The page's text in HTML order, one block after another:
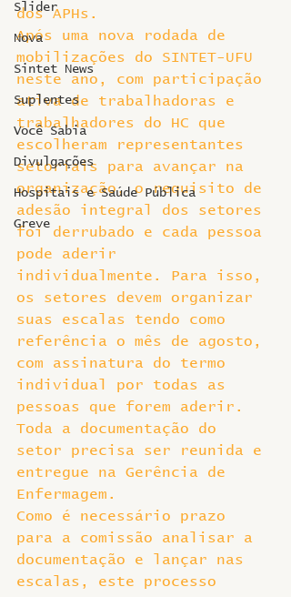
Slider
Nova
Sintet News
Suplentes
Você Sabia
Divulgações
Hospitais e Saúde Pública
Greve
dos APHs.
Após uma nova rodada de
mobilizações do SINTET-UFU
neste ano, com participação
ativa de trabalhadoras e
trabalhadores do HC que
escolheram representantes
setoriais para avançar na
organização, o requisito de
adesão integral dos setores
foi derrubado e cada pessoa
pode aderir
individualmente. Para isso,
os setores devem organizar
suas escalas tendo como
referência o mês de agosto,
com assinatura do termo
individual por todas as
pessoas que forem aderir.
Toda a documentação do
setor precisa ser reunida e
entregue na Gerência de
Enfermagem.
Como é necessário prazo
para a comissão analisar a
documentação e lançar nas
escalas, este processo